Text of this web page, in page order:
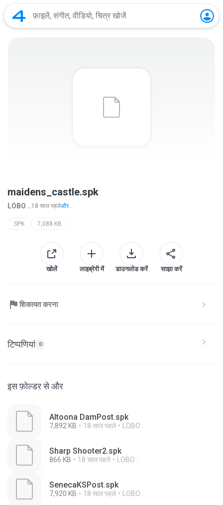
maidens_castle.spk
LOBO ..18 साल पहलेऔर...
SPK 7,088 KB
खोलें लाइब्रेरी में डाउनलोड करें साझा करें
शिकायत करना
टिप्पणियां 0
इस फ़ोल्डर से और
Altoona DamPost.spk
7,892 KB 18 साल पहले LOBO ..
Sharp Shooter2.spk
866 KB 18 साल पहले LOBO ..
SenecaKSPost.spk
7,920 KB 18 साल पहले LOBO ..